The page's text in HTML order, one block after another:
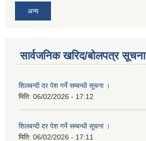
अन्य
सार्वजनिक खरिद/बोलपत्र सूचना
शिलबन्दी दर पेश गर्ने सम्बन्धी सूचना ।
मिति: 06/02/2026 - 17:12
शिलबन्दी दर पेश गर्ने सम्बन्धी सूचना ।
मिति: 06/02/2026 - 17:11